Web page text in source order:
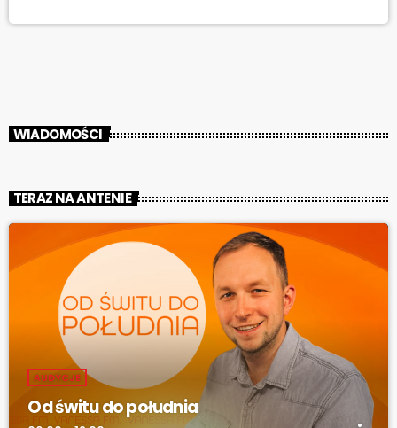
WIADOMOŚCI
TERAZ NA ANTENIE
AUDYCJE
Od świtu do południa